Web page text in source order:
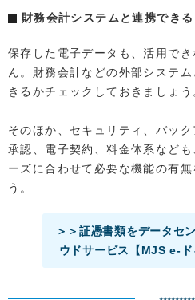
財務会計システムと連携できる
保存した電子データも、活用で
ん。財務会計などの外部システ
きるかチェックしておきましょう
そのほか、セキュリティ、バッ
承認、電子契約、料金体系など
ーズに合わせて必要な機能の有
う。
＞＞証憑書類をデータセ
ウドサービス【MJS e-